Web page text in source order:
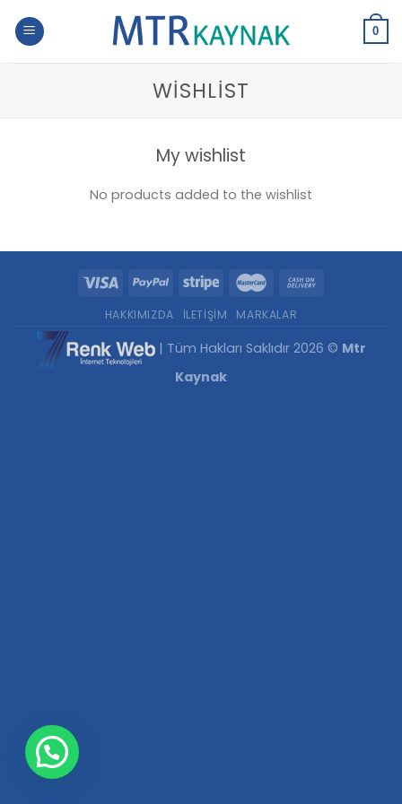
0
WISHLIST
My wishlist
No products added to the wishlist
HAKKIMIZDA İLETIŞIM MARKALAR
| Tüm Hakları Saklıdır 2026 © Mtr
Kaynak